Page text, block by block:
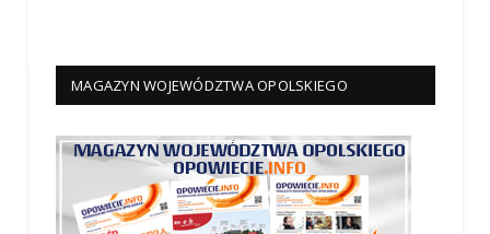
MAGAZYN WOJEWÓDZTWA OPOLSKIEGO